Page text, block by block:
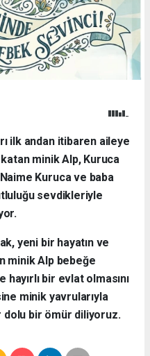
ilk andan itibaren aileye
minik Alp, Kuruca
Kuruca ve baba
sevdikleriyle
yeni bir hayatın ve
minik Alp bebeğe
bir evlat olmasını
minik yavrularıyla
dolu bir ömür diliyoruz.